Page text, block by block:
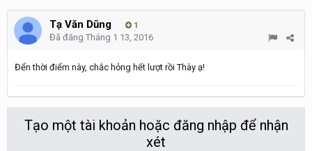
Tạ Văn Dũng 1
Đã đăng Tháng 1 13, 2016
Đển thời điểm này, chắc hỏng hết lượt rồi Thày ạ!
Tạo một tài khoản hoặc đăng nhập để nhận
xét